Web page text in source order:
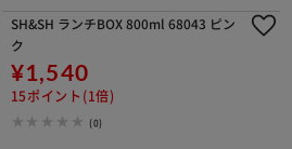
SH&SH ランチBOX 800ml 68043 ピン
ク
¥1,540
15ポイント(1倍)
(0)